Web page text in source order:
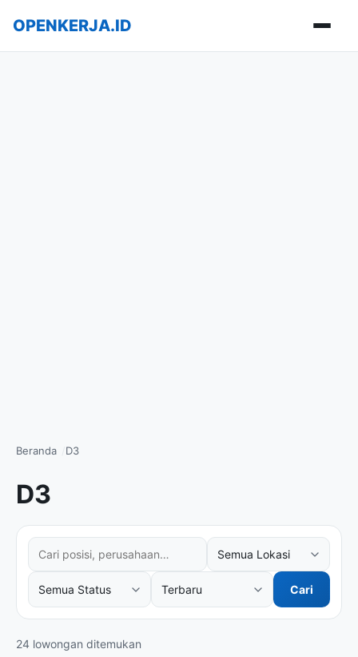
OPENKERJA.ID
Beranda D3
D3
Cari posisi atau perusahaan
Filter lokasi
Filter status kerja
Urutkan hasil
Cari
24 lowongan ditemukan